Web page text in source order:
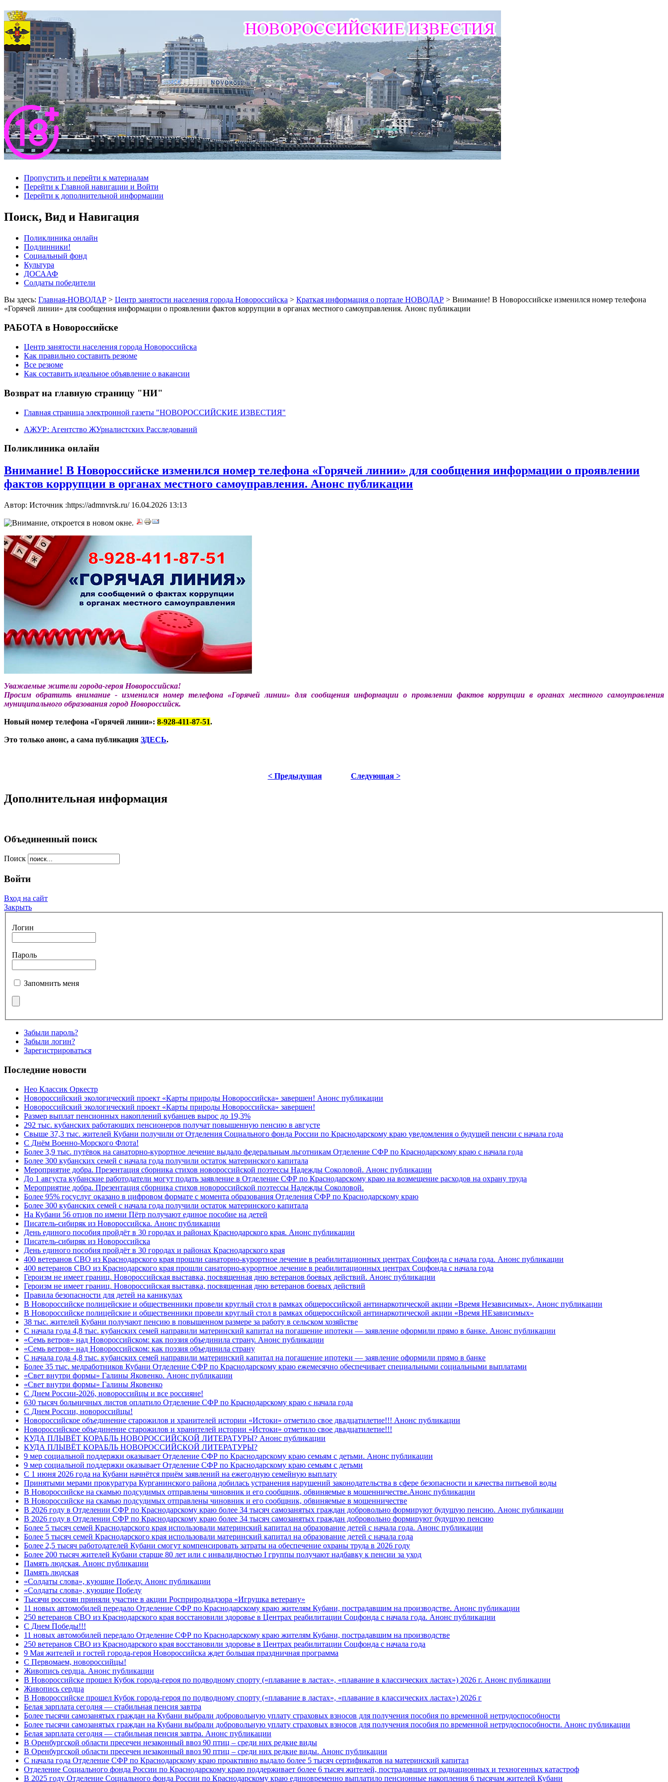
Пропустить и перейти к материалам
Перейти к Главной навигации и Войти
Перейти к дополнительной информации
Поиск, Вид и Навигация
Поликлиника онлайн
Подлинники!
Социальный фонд
Культура
ДОСААФ
Солдаты победители
Вы здесь: Главная-НОВОДАР > Центр занятости населения города Новороссийска > Краткая информация о портале НОВОДАР > Внимание! В Новороссийске изменился номер телефона
«Горячей линии» для сообщения информации о проявлении фактов коррупции в органах местного самоуправления. Анонс публикации
РАБОТА в Новороссийске
Центр занятости населения города Новороссийска
Как правильно составить резюме
Все резюме
Как составить идеальное объявление о вакансии
Возврат на главную страницу "НИ"
Главная страница электронной газеты "НОВОРОССИЙСКИЕ ИЗВЕСТИЯ"
АЖУР: Агентство ЖУрналистских Расследований
Поликлиника онлайн
Внимание! В Новороссийске изменился номер телефона «Горячей линии» для сообщения информации о проявлении
фактов коррупции в органах местного самоуправления. Анонс публикации
Автор: Источник :https://admnvrsk.ru/ 16.04.2026 13:13
Уважаемые жители города-героя Новороссийска!
Просим обратить внимание - изменился номер телефона «Горячей линии» для сообщения информации о проявлении фактов коррупции в органах местного самоуправления
муниципального образования город Новороссийск.
Новый номер телефона «Горячей линии»: 8-928-411-87-51.
Это только анонс, а сама публикация ЗДЕСЬ.
< Предыдущая Следующая >
Дополнительная информация
Объединенный поиск
Поиск
Войти
Вход на сайт
Закрыть
Логин
Пароль
Запомнить меня
Забыли пароль?
Забыли логин?
Зарегистрироваться
Последние новости
Нео Классик Оркестр
Новороссийский экологический проект «Карты природы Новороссийска» завершен! Анонс публикации
Новороссийский экологический проект «Карты природы Новороссийска» завершен!
Размер выплат пенсионных накоплений кубанцев вырос до 19,3%
292 тыс. кубанских работающих пенсионеров получат повышенную пенсию в августе
Свыше 37,3 тыс. жителей Кубани получили от Отделения Социального фонда России по Краснодарскому краю уведомления о будущей пенсии с начала года
C Днём Военно-Морского Флота!
Более 3,9 тыс. путёвок на санаторно-курортное лечение выдало федеральным льготникам Отделение СФР по Краснодарскому краю с начала года
Более 300 кубанских семей с начала года получили остаток материнского капитала
Мероприятие добра. Презентация сборника стихов новороссийской поэтессы Надежды Соколовой. Анонс публикации
До 1 августа кубанские работодатели могут подать заявление в Отделение СФР по Краснодарскому краю на возмещение расходов на охрану труда
Мероприятие добра. Презентация сборника стихов новороссийской поэтессы Надежды Соколовой.
Более 95% госуслуг оказано в цифровом формате с момента образования Отделения СФР по Краснодарскому краю
Более 300 кубанских семей с начала года получили остаток материнского капитала
На Кубани 56 отцов по имени Пётр получают единое пособие на детей
Писатель-сибиряк из Новороссийска. Анонс публикации
День единого пособия пройдёт в 30 городах и районах Краснодарского края. Анонс публикации
Писатель-сибиряк из Новороссийска
День единого пособия пройдёт в 30 городах и районах Краснодарского края
400 ветеранов СВО из Краснодарского края прошли санаторно-курортное лечение в реабилитационных центрах Соцфонда с начала года. Анонс публикации
400 ветеранов СВО из Краснодарского края прошли санаторно-курортное лечение в реабилитационных центрах Соцфонда с начала года
Героизм не имеет границ. Новороссийская выставка, посвященная дню ветеранов боевых действий. Анонс публикации
Героизм не имеет границ. Новороссийская выставка, посвященная дню ветеранов боевых действий
Правила безопасности для детей на каникулах
В Новороссийске полицейские и общественники провели круглый стол в рамках общероссийской антинаркотической акции «Время Независимых». Анонс публикации
В Новороссийске полицейские и общественники провели круглый стол в рамках общероссийской антинаркотической акции «Время НЕзависимых»
38 тыс. жителей Кубани получают пенсию в повышенном размере за работу в сельском хозяйстве
С начала года 4,8 тыс. кубанских семей направили материнский капитал на погашение ипотеки — заявление оформили прямо в банке. Анонс публикации
«Семь ветров» над Новороссийском: как поэзия объединила страну. Анонс публикации
«Семь ветров» над Новороссийском: как поэзия объединила страну
С начала года 4,8 тыс. кубанских семей направили материнский капитал на погашение ипотеки — заявление оформили прямо в банке
Более 35 тыс. медработников Кубани Отделение СФР по Краснодарскому краю ежемесячно обеспечивает специальными социальными выплатами
«Свет внутри формы» Галины Яковенко. Анонс публикации
«Свет внутри формы» Галины Яковенко
C Днем России-2026, новороссийцы и все россияне!
630 тысяч больничных листов оплатило Отделение СФР по Краснодарскому краю с начала года
C Днем России, новороссийцы!
Новороссийское объединение старожилов и хранителей истории «Истоки» отметило свое двадцатилетие!!! Анонс публикации
Новороссийское объединение старожилов и хранителей истории «Истоки» отметило свое двадцатилетие!!!
КУДА ПЛЫВЁТ КОРАБЛЬ НОВОРОССИЙСКОЙ ЛИТЕРАТУРЫ? Анонс публикации
КУДА ПЛЫВЁТ КОРАБЛЬ НОВОРОССИЙСКОЙ ЛИТЕРАТУРЫ?
9 мер социальной поддержки оказывает Отделение СФР по Краснодарскому краю семьям с детьми. Анонс публикации
9 мер социальной поддержки оказывает Отделение СФР по Краснодарскому краю семьям с детьми
С 1 июня 2026 года на Кубани начнётся приём заявлений на ежегодную семейную выплату
Принятыми мерами прокуратура Курганинского района добилась устранения нарушений законодательства в сфере безопасности и качества питьевой воды
В Новороссийске на скамью подсудимых отправлены чиновник и его сообщник, обвиняемые в мошенничестве.Анонс публикации
В Новороссийске на скамью подсудимых отправлены чиновник и его сообщник, обвиняемые в мошенничестве
В 2026 году в Отделении СФР по Краснодарскому краю более 34 тысяч самозанятых граждан добровольно формируют будущую пенсию. Анонс публикации
В 2026 году в Отделении СФР по Краснодарскому краю более 34 тысяч самозанятых граждан добровольно формируют будущую пенсию
Более 5 тысяч семей Краснодарского края использовали материнский капитал на образование детей с начала года. Анонс публикации
Более 5 тысяч семей Краснодарского края использовали материнский капитал на образование детей с начала года
Более 2,5 тысяч работодателей Кубани смогут компенсировать затраты на обеспечение охраны труда в 2026 году
Более 200 тысяч жителей Кубани старше 80 лет или с инвалидностью I группы получают надбавку к пенсии за уход
Память людская. Анонс публикации
Память людская
«Солдаты слова», кующие Победу. Анонс публикации
«Солдаты слова», кующие Победу
Тысячи россиян приняли участие в акции Росприроднадзора «Игрушка ветерану»
11 новых автомобилей передало Отделение СФР по Краснодарскому краю жителям Кубани, пострадавшим на производстве. Анонс публикации
250 ветеранов СВО из Краснодарского края восстановили здоровье в Центрах реабилитации Соцфонда с начала года. Анонс публикации
С Днем Победы!!!
11 новых автомобилей передало Отделение СФР по Краснодарскому краю жителям Кубани, пострадавшим на производстве
250 ветеранов СВО из Краснодарского края восстановили здоровье в Центрах реабилитации Соцфонда с начала года
9 Мая жителей и гостей города-героя Новороссийска ждет большая праздничная программа
C Первомаем, новороссийцы!
Живопись сердца. Анонс публикации
В Новороссийске прошел Кубок города-героя по подводному спорту («плавание в ластах», «плавание в классических ластах») 2026 г. Анонс публикации
Живопись сердца
В Новороссийске прошел Кубок города-героя по подводному спорту («плавание в ластах», «плавание в классических ластах») 2026 г
Белая зарплата сегодня — стабильная пенсия завтра
Более тысячи самозанятых граждан на Кубани выбрали добровольную уплату страховых взносов для получения пособия по временной нетрудоспособности
Более тысячи самозанятых граждан на Кубани выбрали добровольную уплату страховых взносов для получения пособия по временной нетрудоспособности. Анонс публикации
Белая зарплата сегодня — стабильная пенсия завтра. Анонс публикации
В Оренбургской области пресечен незаконный ввоз 90 птиц – среди них редкие виды
В Оренбургской области пресечен незаконный ввоз 90 птиц – среди них редкие виды. Анонс публикации
С начала года Отделение СФР по Краснодарскому краю проактивно выдало более 5 тысяч сертификатов на материнский капитал
Отделение Социального фонда России по Краснодарскому краю поддерживает более 6 тысяч жителей, пострадавших от радиационных и техногенных катастроф
В 2025 году Отделение Социального фонда России по Краснодарскому краю единовременно выплатило пенсионные накопления 6 тысячам жителей Кубани